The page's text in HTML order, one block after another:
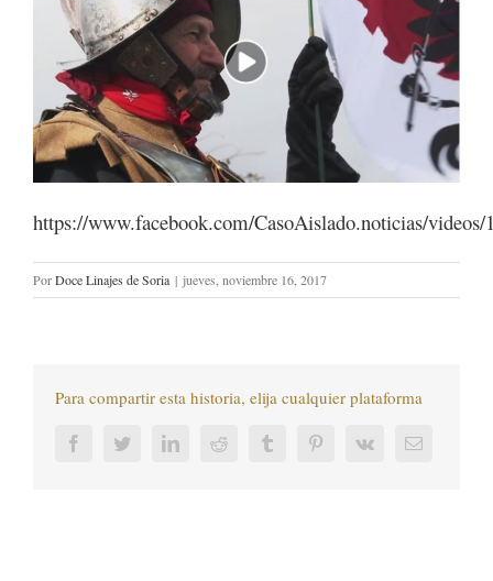
https://www.facebook.com/CasoAislado.noticias/videos/
PorDoce Linajes de Soria | jueves, noviembre 16, 2017
Para compartir esta historia, elija cualquier plataforma
FacebookTwitterLinkedInReddit Tumblr PinterestVk
Correo